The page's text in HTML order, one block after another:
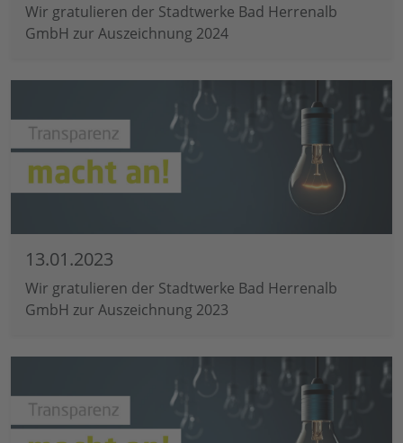
Wir gratulieren der Stadtwerke Bad Herrenalb
GmbH zur Auszeichnung 2024
13.01.2023
Wir gratulieren der Stadtwerke Bad Herrenalb
GmbH zur Auszeichnung 2023